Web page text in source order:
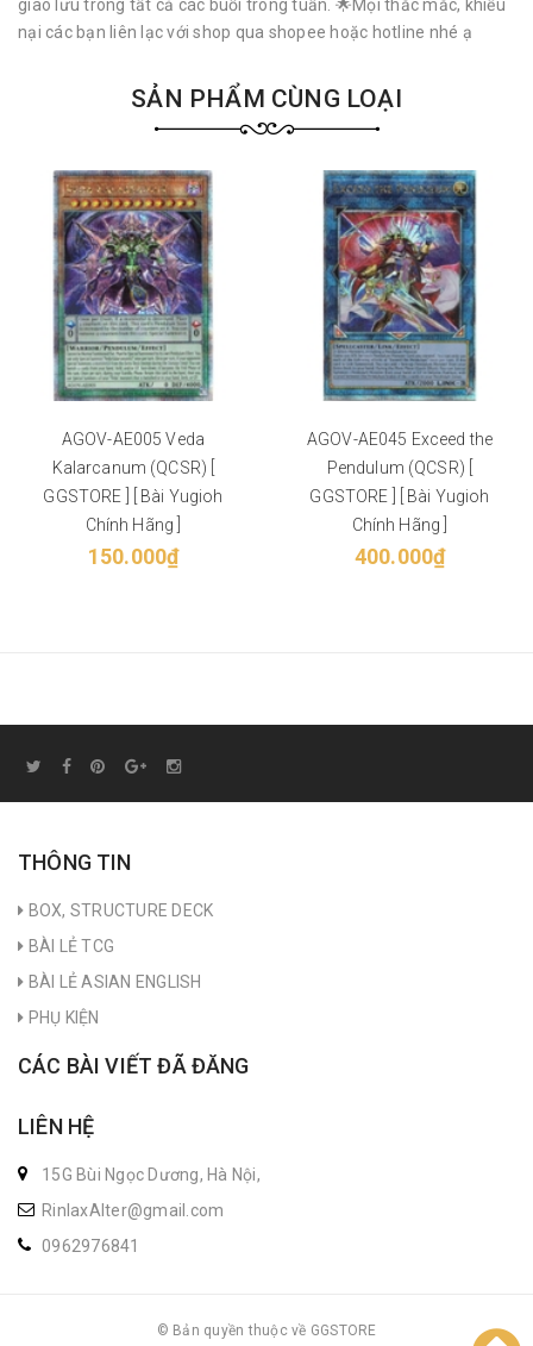
giao lưu trong tất cả các buổi trong tuần. 🌟Mọi thắc mắc, khiếu
nại các bạn liên lạc với shop qua shopee hoặc hotline nhé ạ
SẢN PHẨM CÙNG LOẠI
AGOV-AE005 Veda
Kalarcanum (QCSR) [
GGSTORE ] [ Bài Yugioh
Chính Hãng ]
150.000₫
AGOV-AE045 Exceed the
Pendulum (QCSR) [
GGSTORE ] [ Bài Yugioh
Chính Hãng ]
400.000₫
THÔNG TIN
BOX, STRUCTURE DECK
BÀI LẺ TCG
BÀI LẺ ASIAN ENGLISH
PHỤ KIỆN
CÁC BÀI VIẾT ĐÃ ĐĂNG
LIÊN HỆ
15G Bùi Ngọc Dương, Hà Nội,
RinlaxAlter@gmail.com
0962976841
© Bản quyền thuộc về GGSTORE